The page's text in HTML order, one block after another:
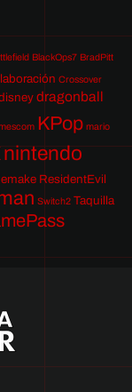
BlackOps7 BradPitt
Crossover
dragonball
KPop mario
nintendo
ResidentEvil
Switch2 Taquilla